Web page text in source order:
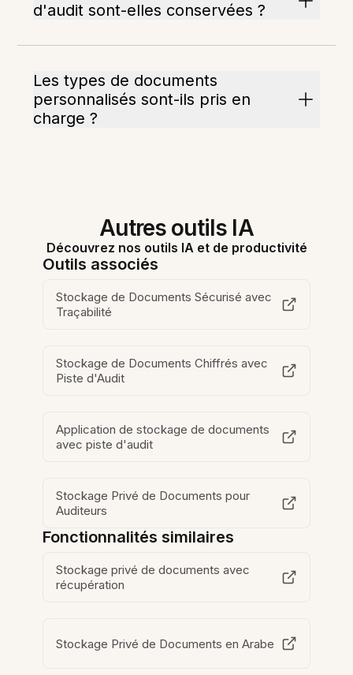
d'audit sont-elles conservées ?
Les types de documents
personnalisés sont-ils pris en
charge ?
Autres outils IA
Découvrez nos outils IA et de productivité
Outils associés
Stockage de Documents Sécurisé avec
Traçabilité
Stockage de Documents Chiffrés avec
Piste d'Audit
Application de stockage de documents
avec piste d'audit
Stockage Privé de Documents pour
Auditeurs
Fonctionnalités similaires
Stockage privé de documents avec
récupération
Stockage Privé de Documents en Arabe